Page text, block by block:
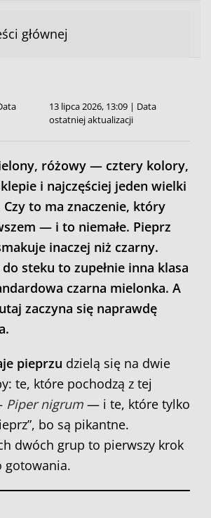
głównej
13 lipca 2026, 13:09 | Data
ostatniej aktualizacji
różowy — cztery kolory,
i najczęściej jeden wielki
to ma znaczenie, który
— i to niemałe. Pieprz
inaczej niż czarny.
steku to zupełnie inna klasa
czarna mielonka. A
zaczyna się naprawdę
pieprzu dzielą się na dwie
te, które pochodzą z tej
Piper nigrum — i te, które tylko
bo są pikantne.
dwóch grup to pierwszy krok
gotowania.